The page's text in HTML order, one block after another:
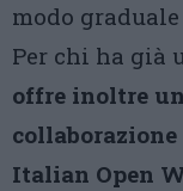
modo
Per chi ha già
offre inoltre
collaborazione
Italian Open